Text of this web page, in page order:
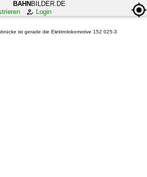
BAHN BILDER.DE
Login
ist gerade die Elektrolokomotive 152 025-3